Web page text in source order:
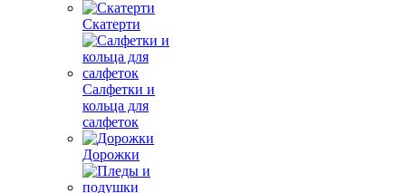
Скатерти
Салфетки и
кольца для
салфеток
Дорожки